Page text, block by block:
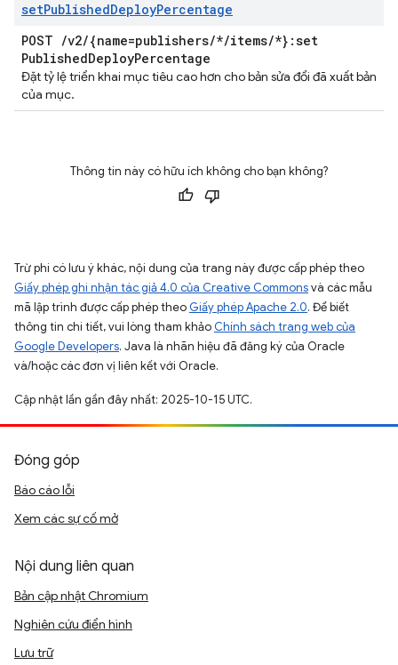
setPublishedDeployPercentage
POST /v2/{name=publishers/*/items/*}:set
PublishedDeployPercentage
Đặt tỷ lệ triển khai mục tiêu cao hơn cho bản sửa đổi đã xuất bản
của mục.
Thông tin này có hữu ích không cho bạn không?
Trừ phi có lưu ý khác, nội dung của trang này được cấp phép theo
Giấy phép ghi nhận tác giả 4.0 của Creative Commonsvà các mẫu
mã lập trình được cấp phép theo Giấy phép Apache 2.0. Để biết
thông tin chi tiết, vui lòng tham khảo Chính sách trang web của
Google Developers. Java là nhãn hiệu đã đăng ký của Oracle
và/hoặc các đơn vị liên kết với Oracle.
Cập nhật lần gần đây nhất: 2025-10-15 UTC.
Đóng góp
Báo cáo lỗi
Xem các sự cố mở
Nội dung liên quan
Bản cập nhật Chromium
Nghiên cứu điển hình
Lưu trữ